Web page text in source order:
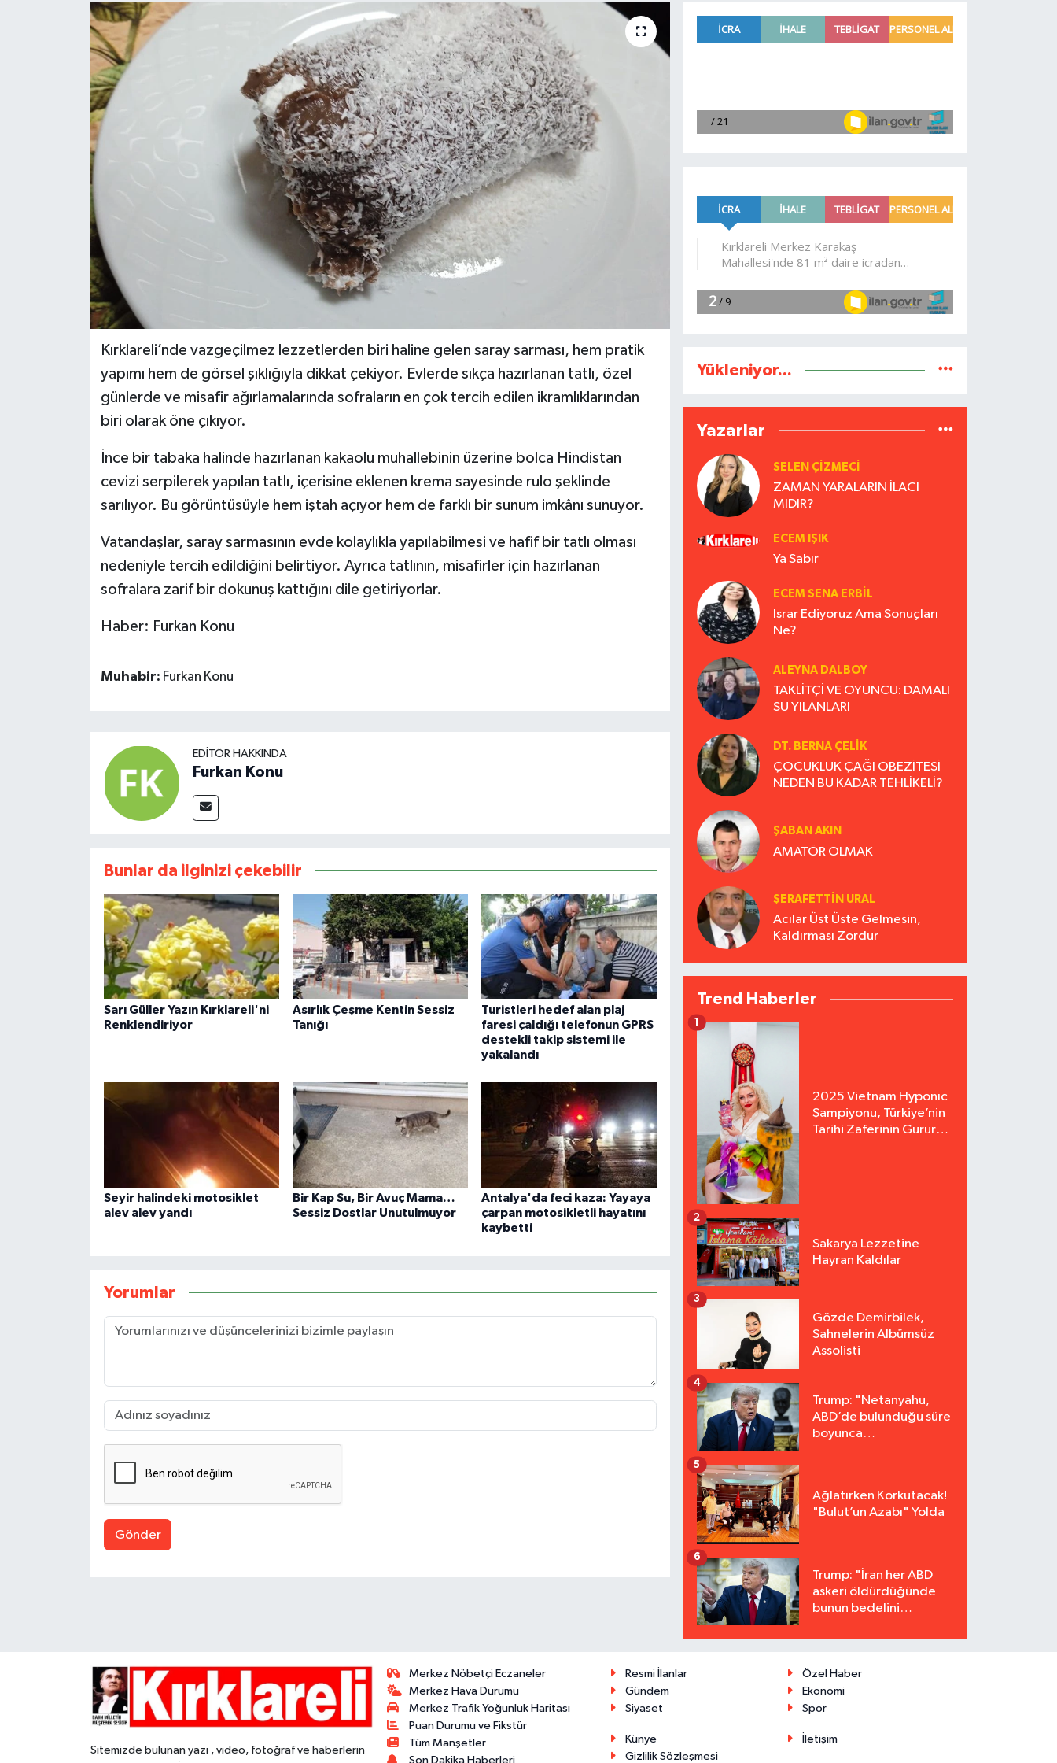
Kırklareli’nde vazgeçilmez lezzetlerden biri haline gelen saray sarması, hem pratik
yapımı hem de görsel şıklığıyla dikkat çekiyor. Evlerde sıkça hazırlanan tatlı, özel
günlerde ve misafir ağırlamalarında sofraların en çok tercih edilen ikramlıklarından
biri olarak öne çıkıyor.
İnce bir tabaka halinde hazırlanan kakaolu muhallebinin üzerine bolca Hindistan
cevizi serpilerek yapılan tatlı, içerisine eklenen krema sayesinde rulo şeklinde
sarılıyor. Bu görüntüsüyle hem iştah açıyor hem de farklı bir sunum imkânı sunuyor.
Vatandaşlar, saray sarmasının evde kolaylıkla yapılabilmesi ve hafif bir tatlı olması
nedeniyle tercih edildiğini belirtiyor. Ayrıca tatlının, misafirler için hazırlanan
sofralara zarif bir dokunuş kattığını dile getiriyorlar.
Haber: Furkan Konu
Muhabir: Furkan Konu
EDITÖR HAKKINDA
Furkan Konu
Bunlar da ilginizi çekebilir
Sarı Güller Yazın Kırklareli'ni
Renklendiriyor
Asırlık Çeşme Kentin Sessiz
Tanığı
Turistleri hedef alan plaj
faresi çaldığı telefonun GPRS
destekli takip sistemi ile
yakalandı
Seyir halindeki motosiklet
alev alev yandı
Bir Kap Su, Bir Avuç Mama…
Sessiz Dostlar Unutulmuyor
Antalya'da feci kaza: Yayaya
çarpan motosikletli hayatını
kaybetti
Yorumlar
Gönder
Yükleniyor...
Yazarlar
SELEN ÇİZMECİ
ZAMAN YARALARIN İLACI
MIDIR?
ECEM IŞIK
Ya Sabır
ECEM SENA ERBIL
Israr Ediyoruz Ama Sonuçları
Ne?
ALEYNA DALBOY
TAKLİTÇİ VE OYUNCU: DAMALI
SU YILANLARI
DT. BERNA ÇELIK
ÇOCUKLUK ÇAĞI OBEZİTESİ
NEDEN BU KADAR TEHLİKELİ?
ŞABAN AKIN
AMATÖR OLMAK
ŞERAFETTIN URAL
Acılar Üst Üste Gelmesin,
Kaldırması Zordur
Trend Haberler
2025 Vietnam Hyponıc
Şampiyonu, Türkiye’nin
Tarihi Zaferinin Gururu
1
Sakarya Lezzetine
Hayran Kaldılar
2
Gözde Demirbilek,
Sahnelerin Albümsüz
Assolisti
3
Trump: "Netanyahu,
ABD’de bulunduğu süre
boyunca
4
Ağlatırken Korkutacak!
"Bulut’un Azabı" Yolda
5
Trump: "İran her ABD
askeri öldürdüğünde
bunun bedelini
6
Sitemizde bulunan yazı , video, fotoğraf ve haberlerin
Merkez Nöbetçi Eczaneler
Merkez Hava Durumu
Merkez Trafik Yoğunluk Haritası
Puan Durumu ve Fikstür
Tüm Manşetler
Son Dakika Haberleri
Resmi İlanlar
Özel Haber
Gündem
Ekonomi
Siyaset
Spor
Künye
İletişim
Gizlilik Sözleşmesi